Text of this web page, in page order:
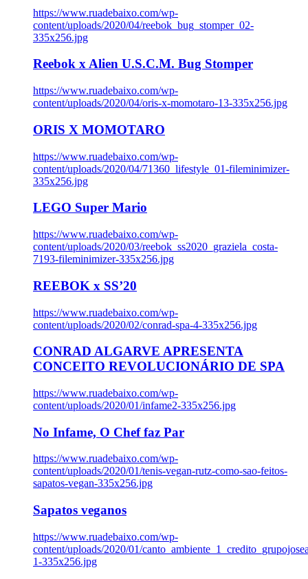
https://www.ruadebaixo.com/wp-
content/uploads/2020/04/reebok_bug_stomper_02-
335x256.jpg
Reebok x Alien U.S.C.M. Bug Stomper
https://www.ruadebaixo.com/wp-
content/uploads/2020/04/oris-x-momotaro-13-335x256.jpg
ORIS X MOMOTARO
https://www.ruadebaixo.com/wp-
content/uploads/2020/04/71360_lifestyle_01-fileminimizer-
335x256.jpg
LEGO Super Mario
https://www.ruadebaixo.com/wp-
content/uploads/2020/03/reebok_ss2020_graziela_costa-
7193-fileminimizer-335x256.jpg
REEBOK x SS’20
https://www.ruadebaixo.com/wp-
content/uploads/2020/02/conrad-spa-4-335x256.jpg
CONRAD ALGARVE APRESENTA
CONCEITO REVOLUCIONÁRIO DE SPA
https://www.ruadebaixo.com/wp-
content/uploads/2020/01/infame2-335x256.jpg
No Infame, O Chef faz Par
https://www.ruadebaixo.com/wp-
content/uploads/2020/01/tenis-vegan-rutz-como-sao-feitos-
sapatos-vegan-335x256.jpg
Sapatos veganos
https://www.ruadebaixo.com/wp-
content/uploads/2020/01/
1-335x256.jpg